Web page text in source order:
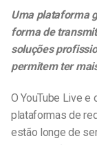
Uma plataforma
forma de
soluções
permitem ter
O YouTube Live e
plataformas de
estão longe de